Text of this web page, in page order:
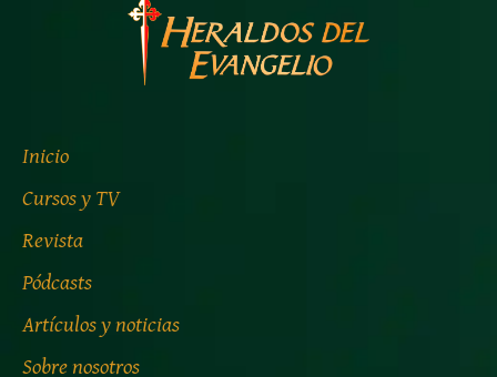
Inicio
Cursos y TV
Revista
Pódcasts
Artículos y noticias
Sobre nosotros